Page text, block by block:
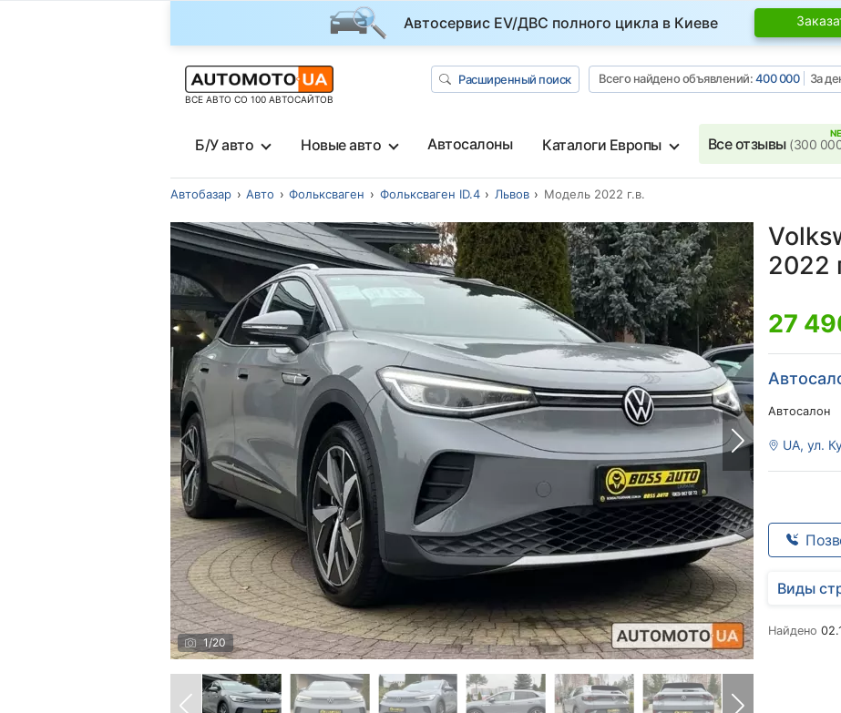
Автосервис EV/ДВС полного цикла в Киеве
ВСЕ АВТО СО 100 АВТОСАЙТОВ
Расширенный поиск Всего найдено объявлений:400 000 За
Б/У авто Новые авто Автосалоны Каталоги Европы Все отзывы (300
Автобазар Авто Фольксваген Фольксваген ID.4 Львов Модель 2022 г.в.
1 /20
2022
27
Автосалон
UA, ул.
Виды
Найдено